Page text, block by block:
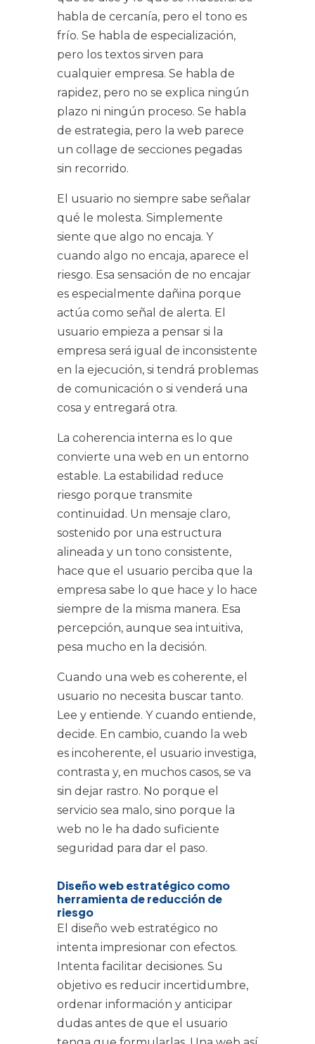
habla de cercanía, pero el tono es
frío. Se habla de especialización,
pero los textos sirven para
cualquier empresa. Se habla de
rapidez, pero no se explica ningún
plazo ni ningún proceso. Se habla
de estrategia, pero la web parece
un collage de secciones pegadas
sin recorrido.
El usuario no siempre sabe señalar
qué le molesta. Simplemente
siente que algo no encaja. Y
cuando algo no encaja, aparece el
riesgo. Esa sensación de no encajar
es especialmente dañina porque
actúa como señal de alerta. El
usuario empieza a pensar si la
empresa será igual de inconsistente
en la ejecución, si tendrá problemas
de comunicación o si venderá una
cosa y entregará otra.
La coherencia interna es lo que
convierte una web en un entorno
estable. La estabilidad reduce
riesgo porque transmite
continuidad. Un mensaje claro,
sostenido por una estructura
alineada y un tono consistente,
hace que el usuario perciba que la
empresa sabe lo que hace y lo hace
siempre de la misma manera. Esa
percepción, aunque sea intuitiva,
pesa mucho en la decisión.
Cuando una web es coherente, el
usuario no necesita buscar tanto.
Lee y entiende. Y cuando entiende,
decide. En cambio, cuando la web
es incoherente, el usuario investiga,
contrasta y, en muchos casos, se va
sin dejar rastro. No porque el
servicio sea malo, sino porque la
web no le ha dado suficiente
seguridad para dar el paso.
Diseño web estratégico como
herramienta de reducción de
riesgo
El diseño web estratégico no
intenta impresionar con efectos.
Intenta facilitar decisiones. Su
objetivo es reducir incertidumbre,
ordenar información y anticipar
dudas antes de que el usuario